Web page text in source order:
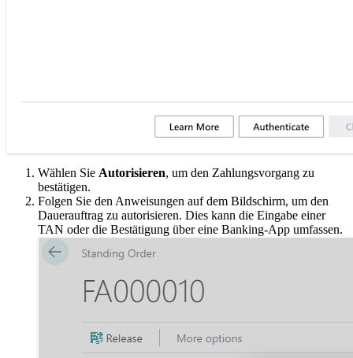
Wählen Sie Autorisieren, um den Zahlungsvorgang zu
bestätigen.
Folgen Sie den Anweisungen auf dem Bildschirm, um den
Dauerauftrag zu autorisieren. Dies kann die Eingabe einer
TAN oder die Bestätigung über eine Banking-App umfassen.